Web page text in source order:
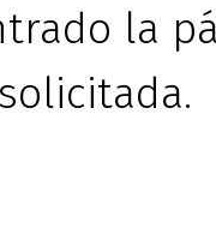
la
solicitada.